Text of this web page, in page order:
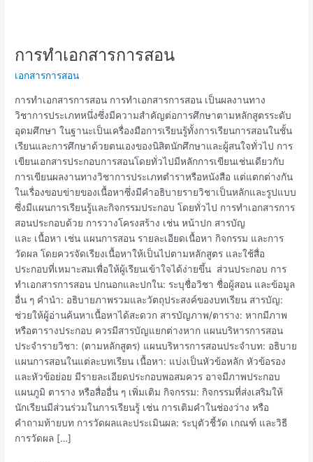
การทำเอกสารการสอน
เอกสารการสอน
การทำเอกสารการสอน การทำเอกสารการสอน เป็นผลงานทาง
วิชาการประเภทหนึ่งซึ่งมีความสำคัญต่อการศึกษาตามหลักสูตรระดับ
อุดมศึกษา ในฐานะเป็นเครื่องมือการเรียนรู้ทั้งการเรียนการสอนในชั้น
เรียนและการศึกษาด้วยตนเองของนิสิตนักศึกษาและผู้สนใจทั่วไป การ
เขียนเอกสารประกอบการสอนโดยทั่วไปมีหลักการเขียนเช่นเดียวกับ
การเขียนผลงานทางวิชาการประเภทตำราหรือหนังสือ แต่แตกต่างกัน
ในเรื่องขอบข่ายของเนื้อหาซึ่งมีคำอธิบายรายวิชาเป็นหลักและรูปแบบ
ซึ่งมีแผนการเรียนรู้และกิจกรรมประกอบ โดยทั่วไป การทำเอกสารการ
สอนประกอบด้วย การวางโครงสร้าง เช่น หน้าปก สารบัญ
และ เนื้อหา เช่น แผนการสอน รายละเอียดเนื้อหา กิจกรรม และการ
วัดผล โดยควรจัดเรียงเนื้อหาให้เป็นไปตามหลักสูตร และใช้สื่อ
ประกอบที่เหมาะสมเพื่อให้ผู้เรียนเข้าใจได้ง่ายขึ้น ส่วนประกอบ การ
ทำเอกสารการสอน ปกนอกและปกใน: ระบุชื่อวิชา ชื่อผู้สอน และข้อมูล
อื่น ๆ คำนำ: อธิบายภาพรวมและวัตถุประสงค์ของบทเรียน สารบัญ:
ช่วยให้ผู้อ่านค้นหาเนื้อหาได้สะดวก สารบัญภาพ/ตาราง: หากมีภาพ
หรือตารางประกอบ ควรมีสารบัญแยกต่างหาก แผนบริหารการสอน
ประจำรายวิชา: (ตามหลักสูตร) แผนบริหารการสอนประจำบท: อธิบาย
แผนการสอนในแต่ละบทเรียน เนื้อหา: แบ่งเป็นหัวข้อหลัก หัวข้อรอง
และหัวข้อย่อย มีรายละเอียดประกอบพอสมควร อาจมีภาพประกอบ
แผนภูมิ ตาราง หรือสื่ออื่น ๆ เพิ่มเติม กิจกรรม: กิจกรรมที่ส่งเสริมให้
นักเรียนมีส่วนร่วมในการเรียนรู้ เช่น การเติมคำในช่องว่าง หรือ
คำถามท้ายบท การวัดผลและประเมินผล: ระบุตัวชี้วัด เกณฑ์ และวิธี
การวัดผล […]
การ
เอกสาร
การ
สอน